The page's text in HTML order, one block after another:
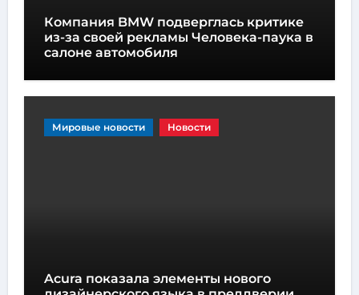
Компания BMW подверглась критике
из-за своей рекламы Человека-паука в
салоне автомобиля
Мировые новости Новости
Acura показала элементы нового